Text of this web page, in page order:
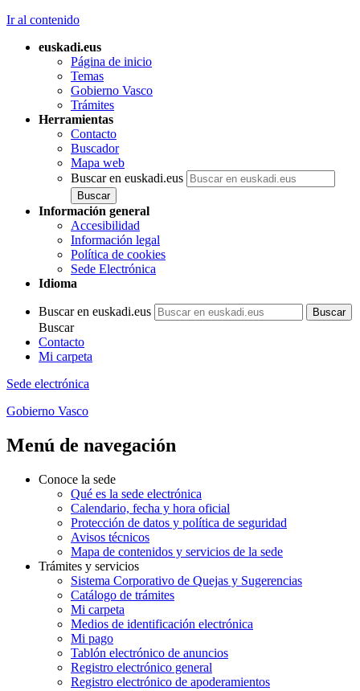
Ir al contenido
euskadi.eus
Página de inicio
Temas
Gobierno Vasco
Trámites
Herramientas
Contacto
Buscador
Mapa web
Buscar en euskadi.eus
Información general
Accesibilidad
Información legal
Política de cookies
Sede Electrónica
Idioma
Buscar en euskadi.eus
Buscar
Contacto
Mi carpeta
Sede electrónica
Gobierno Vasco
Menú de navegación
Conoce la sede
Qué es la sede electrónica
Calendario, fecha y hora oficial
Protección de datos y política de seguridad
Avisos técnicos
Mapa de contenidos y servicios de la sede
Trámites y servicios
Sistema Corporativo de Quejas y Sugerencias
Catálogo de trámites
Mi carpeta
Medios de identificación electrónica
Mi pago
Tablón electrónico de anuncios
Registro electrónico general
Registro electrónico de apoderamientos